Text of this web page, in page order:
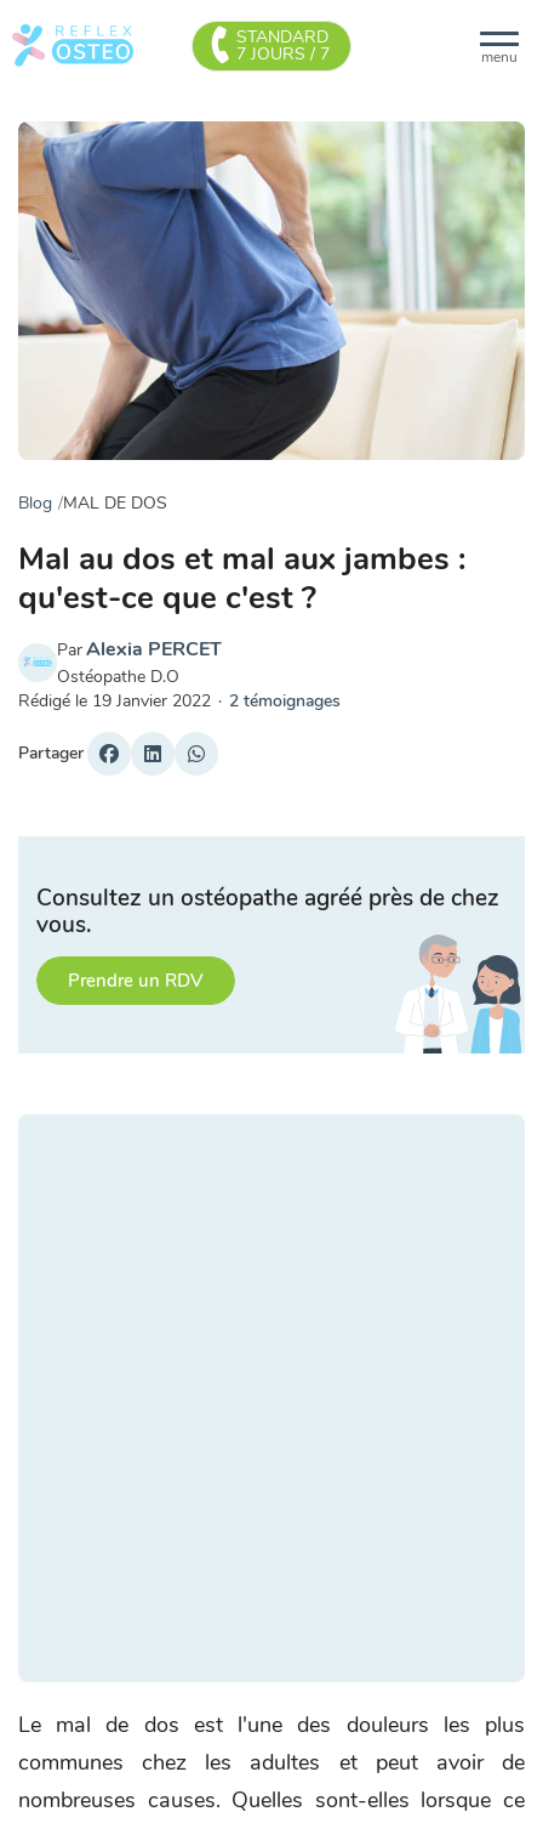
menu
STANDARD
7 JOURS / 7
Blog MAL DE DOS
Mal au dos et mal aux jambes :
qu'est-ce que c'est ?
ParAlexia PERCET
Ostéopathe D.O
Rédigé le 19 Janvier 2022 · 2 témoignages
Partager
Consultez un ostéopathe agréé près de chez
vous.
Prendre un RDV
Le mal de dos est l'une des douleurs les plus
communes chez les adultes et peut avoir de
nombreuses causes. Quelles sont-elles lorsque ce